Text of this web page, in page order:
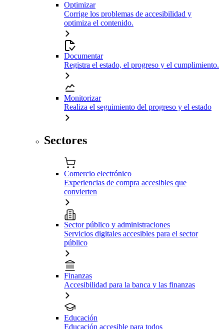
Optimizar
Corrige los problemas de accesibilidad y
optimiza el contenido.
Documentar
Registra el estado, el progreso y el cumplimiento.
Monitorizar
Realiza el seguimiento del progreso y el estado
Sectores
Comercio electrónico
Experiencias de compra accesibles que
convierten
Sector público y administraciones
Servicios digitales accesibles para el sector
público
Finanzas
Accesibilidad para la banca y las finanzas
Educación
Educación accesible para todos